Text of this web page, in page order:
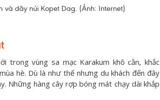
dãy núi Kopet Dag. (Ảnh: Internet)
trong vùng sa mạc Karakum khô cằn, khắc
hè. Dù là như thế nhưng du khách đến đây
Những hàng cây rợp bóng mát chạy dài khắp